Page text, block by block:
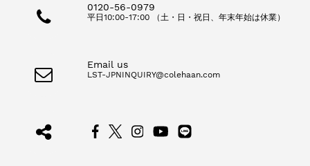
0120-56-0979
平日10:00-17:00 （土・日・祝日、年末年始は休業）
Email us
LST-JPNINQUIRY@colehaan.com